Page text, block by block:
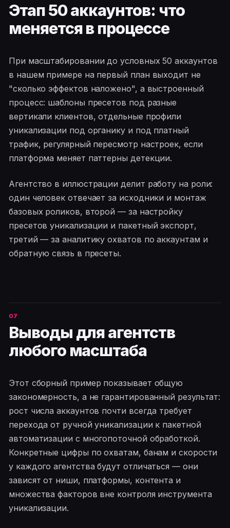
Этап 50 аккаунтов: что
меняется в процессе
При масштабировании до условных 50 аккаунтов
в нашем примере на первый план выходит не
"сколько эффектов наложено", а выстроенный
процесс: шаблоны пресетов под разные
вертикали клиентов, отдельные профили
уникализации под органику и под платный
трафик, регулярный пересмотр настроек, если
платформа меняет паттерны детекции.
Агентство в иллюстрации делит работу на роли:
один человек отвечает за исходники и монтаж
базовых роликов, второй — за настройку
пресетов уникализации и пакетный экспорт,
третий — за аналитику охватов по аккаунтам и
обратную связь в пресеты.
Выводы для агентств
любого масштаба
Этот сборный пример показывает общую
закономерность, а не гарантированный результат:
рост числа аккаунтов почти всегда требует
перехода от ручной уникализации к пакетной
автоматизации с многопоточной обработкой.
Конкретные цифры по охватам, банам и скорости
у каждого агентства будут отличаться — они
зависят от ниши, платформы, контента и
множества факторов вне контроля инструмента
уникализации.